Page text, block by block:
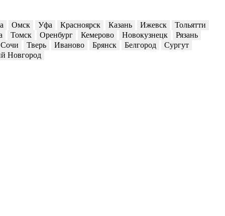
Омск Уфа Красноярск Казань Ижевск
Тольятти
Томск Оренбург Кемерово Новокузнецк
Рязань
Сочи
Тверь Иваново Брянск Белгород
Сургут
Новгород